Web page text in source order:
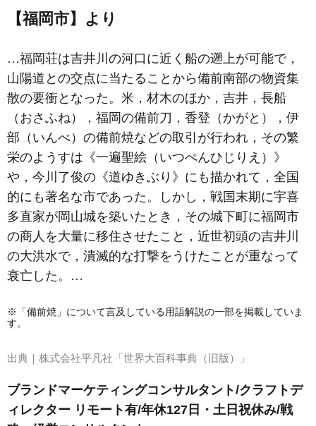
【福岡市】より
…福岡荘は吉井川の河口に近く船の遡上が可能で，
山陽道との交点に当たることから備前南部の物資集
散の要衝となった。米，材木のほか，吉井，長船
（おさふね），福岡の備前刀，香登（かがと），伊
部（いんべ）の備前焼などの取引が行われ，その繁
栄のようすは《一遍聖絵（いつぺんひじりえ）》
や，今川了俊の《道ゆきぶり》にも描かれて，全国
的にも著名な市であった。しかし，戦国末期に宇喜
多直家が岡山城を築いたとき，その城下町に福岡市
の商人を大量に移住させたこと，近世初頭の吉井川
の大洪水で，潰滅的な打撃をうけたことが重なって
衰亡した。…
※「備前焼」について言及している用語解説の一部を掲載していま
す。
出典｜ 株式会社平凡社「世界大百科事典（旧版）」
ブランドマーケティングコンサルタント/クラフトデ
ィレクター リモート有/年休127日・土日祝休み/戦